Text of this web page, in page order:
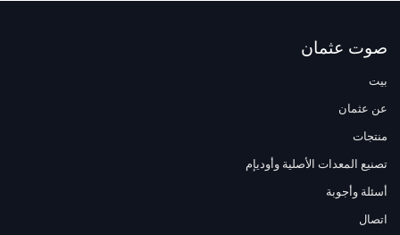
صوت عثمان
بيت
عن عثمان
منتجات
تصنيع المعدات الأصلية وأوديإم
أسئلة وأجوبة
اتصال